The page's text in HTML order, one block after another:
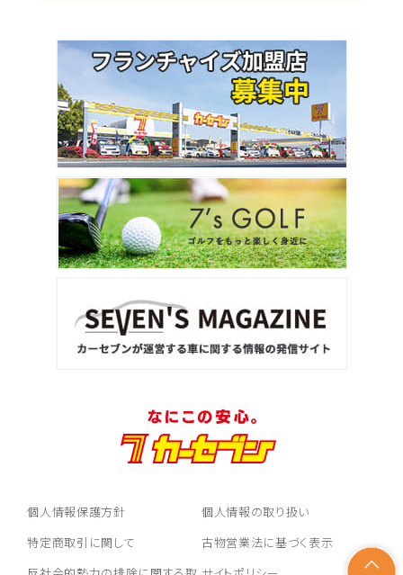
個人情報保護方針
個人情報の取り扱い
特定商取引に関して
古物営業法に基づく表示